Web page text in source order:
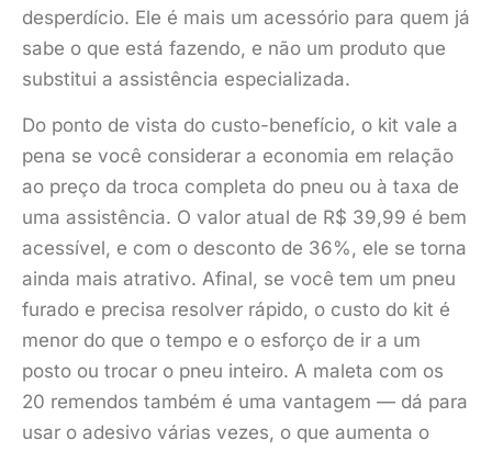
desperdício. Ele é mais um acessório para quem já
sabe o que está fazendo, e não um produto que
substitui a assistência especializada.
Do ponto de vista do custo-benefício, o kit vale a
pena se você considerar a economia em relação
ao preço da troca completa do pneu ou à taxa de
uma assistência. O valor atual de R$ 39,99 é bem
acessível, e com o desconto de 36%, ele se torna
ainda mais atrativo. Afinal, se você tem um pneu
furado e precisa resolver rápido, o custo do kit é
menor do que o tempo e o esforço de ir a um
posto ou trocar o pneu inteiro. A maleta com os
20 remendos também é uma vantagem — dá para
usar o adesivo várias vezes, o que aumenta o